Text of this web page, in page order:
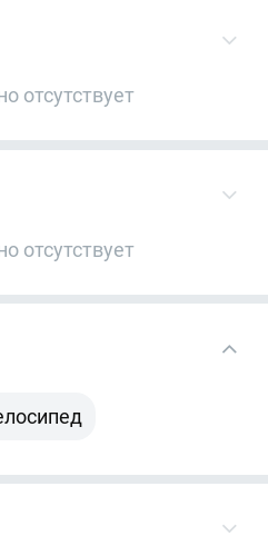
отсутствует
отсутствует